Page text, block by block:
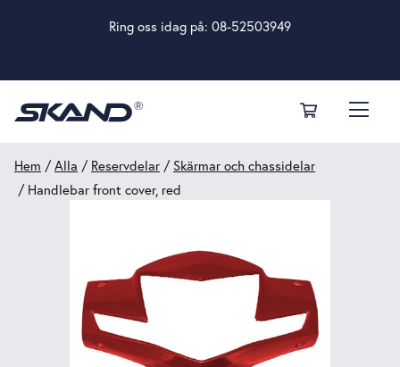
Ring oss idag på: 08-52503949
Hem /Alla / Reservdelar / Skärmar och chassidelar
/ Handlebar front cover, red